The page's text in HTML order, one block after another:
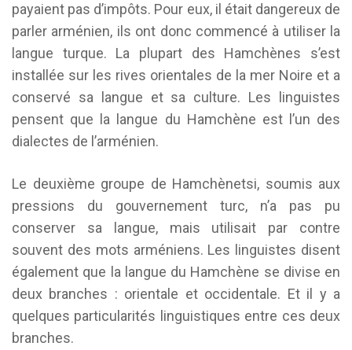
payaient pas d’impôts. Pour eux, il était dangereux de
parler arménien, ils ont donc commencé à utiliser la
langue turque. La plupart des Hamchènes s’est
installée sur les rives orientales de la mer Noire et a
conservé sa langue et sa culture. Les linguistes
pensent que la langue du Hamchène est l’un des
dialectes de l’arménien.
Le deuxième groupe de Hamchènetsi, soumis aux
pressions du gouvernement turc, n’a pas pu
conserver sa langue, mais utilisait par contre
souvent des mots arméniens. Les linguistes disent
également que la langue du Hamchène se divise en
deux branches : orientale et occidentale. Et il y a
quelques particularités linguistiques entre ces deux
branches.